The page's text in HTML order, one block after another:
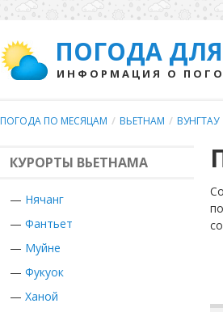
ПОГОДА
ИНФОРМАЦИЯ О
ПОГОДА ПО МЕСЯЦАМ / ВЬЕТНАМ / ВУНГТАУ
КУРОРТЫ ВЬЕТНАМА
— Нячанг
— Фантьет
— Муйне
— Фукуок
— Ханой